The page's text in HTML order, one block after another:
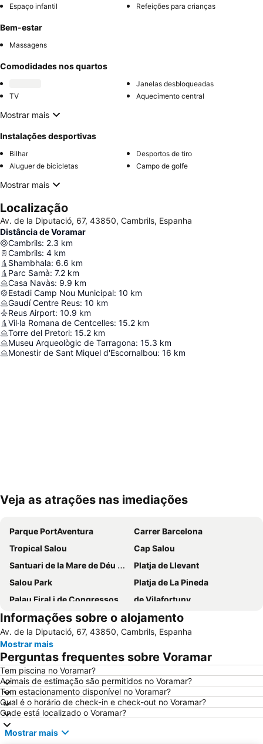
Espaço infantil Refeições para crianças
Bem-estar
Massagens
Comodidades nos quartos
Janelas desbloqueadas
TV
Aquecimento central
Mostrar mais
Instalações desportivas
Bilhar
Desportos de tiro
Aluguer de bicicletas
Campo de golfe
Mostrar mais
Localização
Av. de la Diputació, 67, 43850, Cambrils, Espanha
Distância de Voramar
Cambrils: 2.3 km
Cambrils: 4 km
Shambhala: 6.6 km
Parc Samà: 7.2 km
Casa Navàs: 9.9 km
Estadi Camp Nou Municipal: 10 km
Gaudí Centre Reus: 10 km
Reus Airport: 10.9 km
Vil·la Romana de Centcelles: 15.2 km
Torre del Pretori: 15.2 km
Museu Arqueològic de Tarragona: 15.3 km
Monestir de Sant Miquel d'Escornalbou: 16 km
Ampliar mapa
Veja as atrações nas imediações
Parque PortAventura
Carrer Barcelona
Tropical Salou
Cap Salou
Santuari de la Mare de Déu de Loreto
Platja de Llevant
Salou Park
Platja de La Pineda
Palau Firal i de Congressos
de Vilafortuny
Costa Daurada
Mirador de Salou
Sol i Mar
Ponent
Cala Font
Zona Estival
Tamarit
Segur de Calafell
Puerto de Tarragona
Torreforta
Platja de Coma-ruga
Sant Salvador
Cunit
Paseo Jaume I
El Serrallo
Informações sobre o alojamento
Av. de la Diputació, 67, 43850, Cambrils, Espanha
Mostrar mais
Perguntas frequentes sobre Voramar
Tem piscina no Voramar?
Animais de estimação são permitidos no Voramar?
Tem estacionamento disponível no Voramar?
Qual é o horário de check-in e check-out no Voramar?
Onde está localizado o Voramar?
Mostrar mais